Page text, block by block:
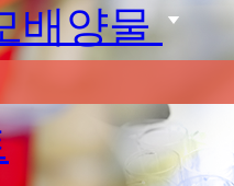
배양물